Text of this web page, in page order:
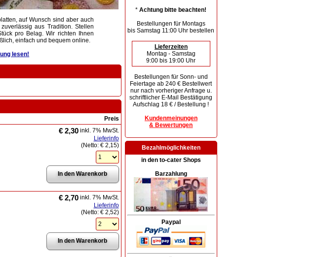
auf Wunsch sind aber auch
aus Tradition. Stellen
pro Belag. Wir richten Ihnen
einfach und bequem online.
lesen!
Preis
€ 2,30inkl. 7% MwSt.
Lieferinfo
(Netto: € 2,15)
€ 2,70inkl. 7% MwSt.
Lieferinfo
(Netto: € 2,52)
*Achtung bitte beachten!
Bestellungen für Montags
bis Samstag 11:00 Uhr bestellen
Lieferzeiten
Montag - Samstag
9:00 bis 19:00 Uhr
Bestellungen für Sonn- und
Feiertage ab 240 € Bestellwert
nur nach vorheriger Anfrage u.
schriftlicher E-Mail Bestätigung
Aufschlag 18 € / Bestellung !
Kundenmeinungen
& Bewertungen
Bezahlmöglichkeiten
in den to-cater Shops
Barzahlung
Paypal